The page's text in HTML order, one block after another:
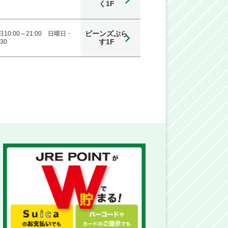
く1F
10:00～21:00 日曜日・
ビーンズぷら
す1F